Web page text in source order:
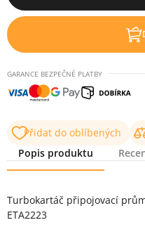
GARANCE BEZPEČNÉ PLATBY
Přidat do oblíbených
Popis produktu
Turbokartáč připojovací
ETA2223